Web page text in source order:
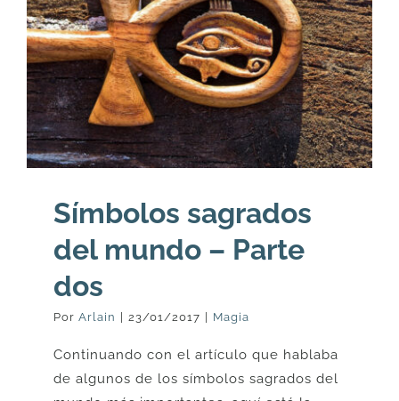
ACERCA
CONTACTO
Carrito
Símbolos sagrados
del mundo – Parte
dos
Por Arlain | 23/01/2017 | Magia
Continuando con el artículo que hablaba
de algunos de los símbolos sagrados del